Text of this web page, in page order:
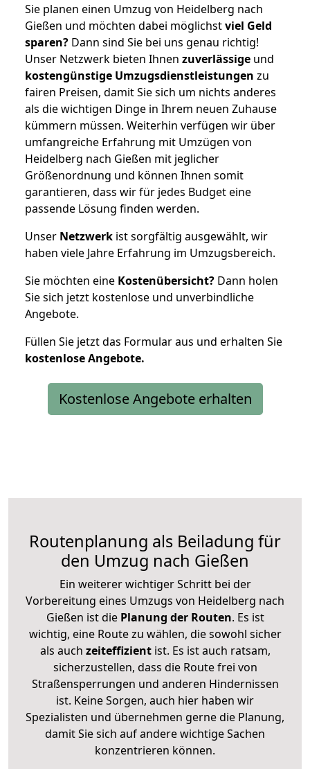
Sie planen einen Umzug von Heidelberg nach
Gießen und möchten dabei möglichstviel Geld
sparen? Dann sind Sie bei uns genau richtig!
Unser Netzwerk bieten Ihnen zuverlässige und
kostengünstige Umzugsdienstleistungen zu
fairen Preisen, damit Sie sich um nichts anderes
als die wichtigen Dinge in Ihrem neuen Zuhause
kümmern müssen. Weiterhin verfügen wir über
umfangreiche Erfahrung mit Umzügen von
Heidelberg nach Gießen mit jeglicher
Größenordnung und können Ihnen somit
garantieren, dass wir für jedes Budget eine
passende Lösung finden werden.
Unser Netzwerk ist sorgfältig ausgewählt, wir
haben viele Jahre Erfahrung im Umzugsbereich.
Sie möchten eine Kostenübersicht? Dann holen
Sie sich jetzt kostenlose und unverbindliche
Angebote.
Füllen Sie jetzt das Formular aus und erhalten Sie
kostenloseAngebote.
Kostenlose Angebote erhalten
Routenplanung als Beiladung für
den Umzug nach Gießen
Ein weiterer wichtiger Schritt bei der
Vorbereitung eines Umzugs von Heidelberg nach
Gießen ist diePlanung der Routen. Es ist
wichtig, eine Route zu wählen, die sowohl sicher
als auch zeiteffizientist. Es ist auch ratsam,
sicherzustellen, dass die Route frei von
Straßensperrungen und anderen Hindernissen
ist. Keine Sorgen, auch hier haben wir
Spezialisten und übernehmen gerne die Planung,
damit Sie sich auf andere wichtige Sachen
konzentrieren können.